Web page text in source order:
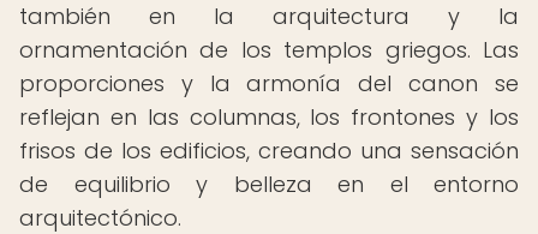
también en la arquitectura y la
ornamentación de los templos griegos. Las
proporciones y la armonía del canon se
reflejan en las columnas, los frontones y los
frisos de los edificios, creando una sensación
de equilibrio y belleza en el entorno
arquitectónico.